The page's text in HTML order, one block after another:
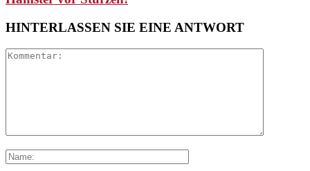
HINTERLASSEN SIE EINE ANTWORT